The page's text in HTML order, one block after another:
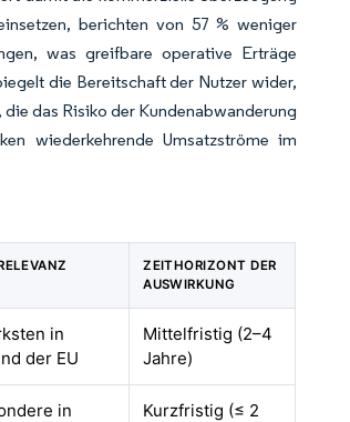
berichten von 57 % weniger
was greifbare operative Erträge
die Bereitschaft der Nutzer wider,
das Risiko der Kundenabwanderung
wiederkehrende Umsatzströme im
ZEITHORIZONT DER
AUSWIRKUNG
in
der EU
Mittelfristig (2–4
Jahre)
in Kurzfristig (≤ 2